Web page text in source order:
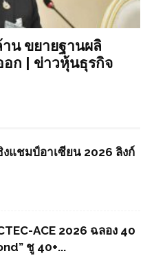
น ขยายฐานผลิ
ก | ข่าวหุ้นธุรกิจ
แชมป์อาเซียน 2026 ลิงก์
ACE 2026 ฉลอง 40
ชู 40+...